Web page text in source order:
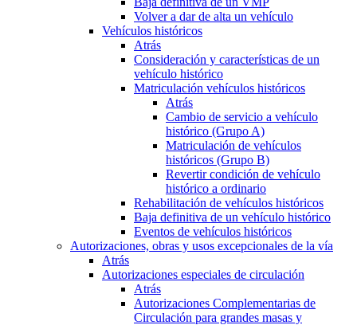
Volver a dar de alta un vehículo
Vehículos históricos
Atrás
Consideración y características de un
vehículo histórico
Matriculación vehículos históricos
Atrás
Cambio de servicio a vehículo
histórico (Grupo A)
Matriculación de vehículos
históricos (Grupo B)
Revertir condición de vehículo
histórico a ordinario
Rehabilitación de vehículos históricos
Baja definitiva de un vehículo histórico
Eventos de vehículos históricos
Autorizaciones, obras y usos excepcionales de la vía
Atrás
Autorizaciones especiales de circulación
Atrás
Autorizaciones Complementarias de
Circulación para grandes masas y